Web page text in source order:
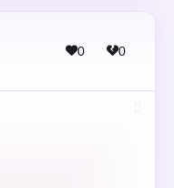
0 0